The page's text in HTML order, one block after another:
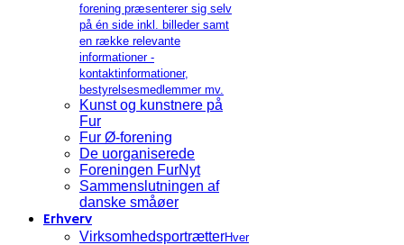
forening præsenterer sig selv
på én side inkl. billeder samt
en række relevante
informationer -
kontaktinformationer,
bestyrelsesmedlemmer mv.
Kunst og kunstnere på
Fur
Fur Ø-forening
De uorganiserede
Foreningen FurNyt
Sammenslutningen af
danske småøer
Erhverv
VirksomhedsportrætterHver